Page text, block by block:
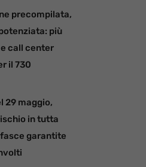
precompilata,
più
call center
il 730
29 maggio,
in tutta
garantite